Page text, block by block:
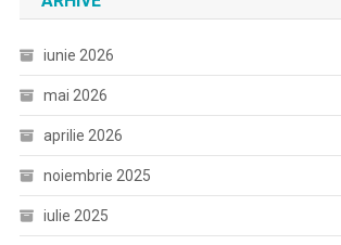
iunie 2026
mai 2026
aprilie 2026
noiembrie 2025
iulie 2025